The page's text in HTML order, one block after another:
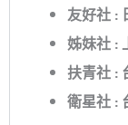
友好社:
姊妹社:
扶青社:
衛星社 :